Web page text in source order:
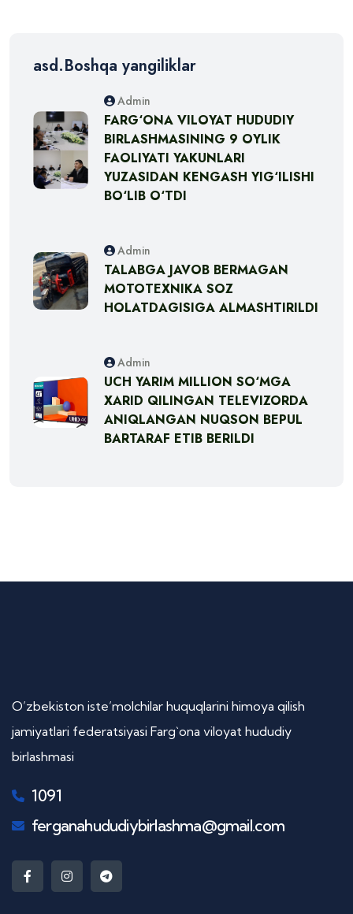
asd.Boshqa yangiliklar
Admin
FARG‘ONA VILOYAT HUDUDIY
BIRLASHMASINING 9 OYLIK
FAOLIYATI YAKUNLARI
YUZASIDAN KENGASH YIG‘ILISHI
BO‘LIB O‘TDI
Admin
TALABGA JAVOB BERMAGAN
MOTOTEXNIKA SOZ
HOLATDAGISIGA ALMASHTIRILDI
Admin
UCH YARIM MILLION SO‘MGA
XARID QILINGAN TELEVIZORDA
ANIQLANGAN NUQSON BEPUL
BARTARAF ETIB BERILDI
O’zbekiston iste’molchilar huquqlarini himoya qilish
jamiyatlari federatsiyasi Farg`ona viloyat hududiy
birlashmasi
1091
ferganahududiybirlashma@gmail.com